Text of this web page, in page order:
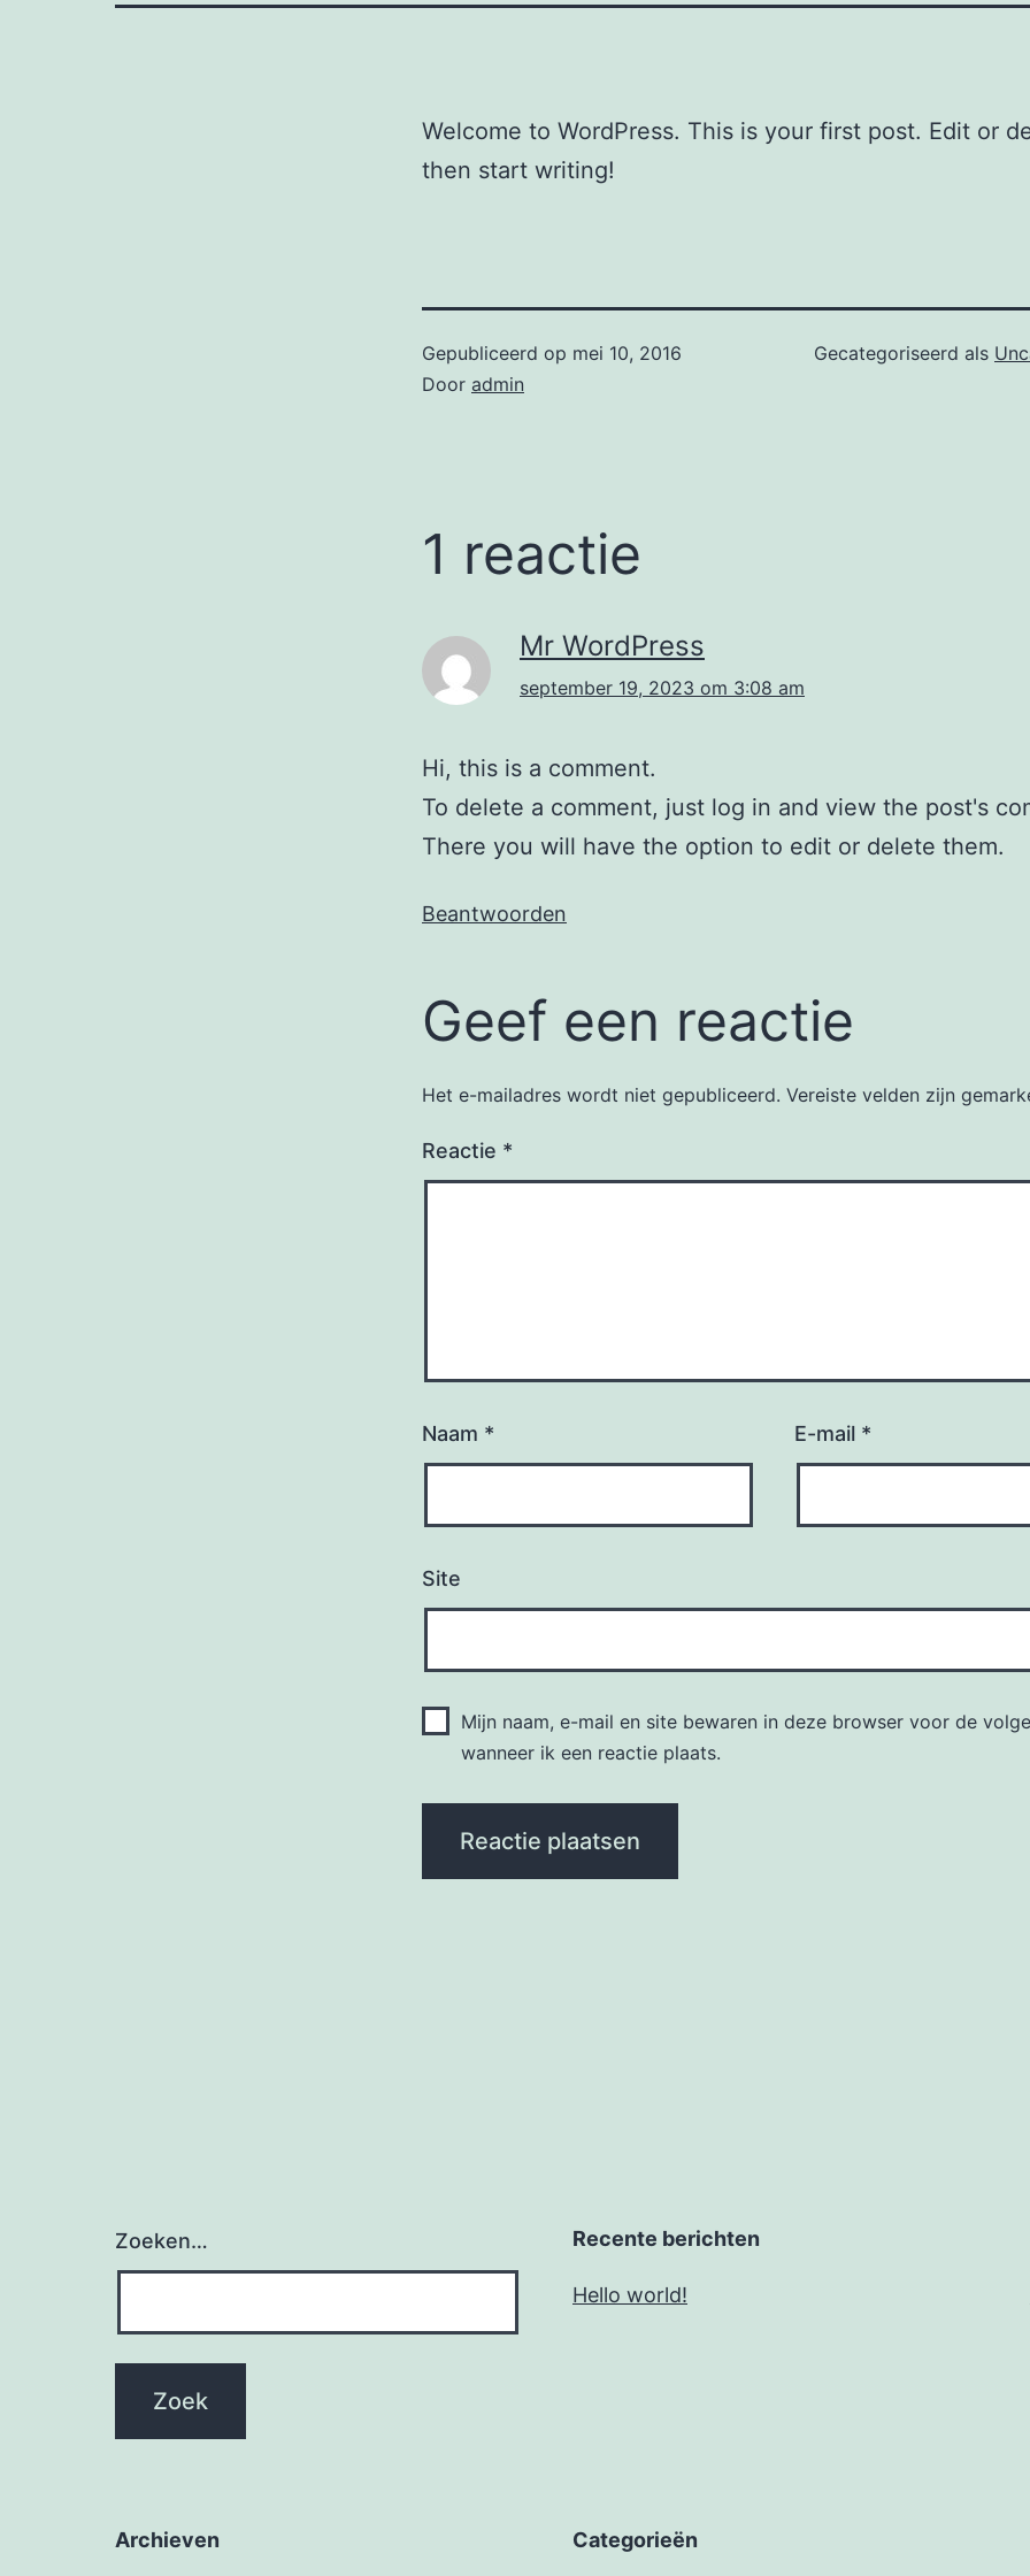
Welcome to WordPress. This is your first post. Edit or
then start writing!
Gepubliceerd op mei 10, 2016
Door admin
Gecategoriseerd als
1 reactie
Mr WordPress
september 19, 2023 om 3:08 am
Hi, this is a comment.
To delete a comment, just log in and view the post's
There you will have the option to edit or delete them.
Beantwoorden
Geef een reactie
Het e-mailadres wordt niet gepubliceerd. Vereiste velden zijn
Reactie *
Naam * E-mail *
Site
Mijn naam, e-mail en site bewaren in deze browser voor de
wanneer ik een reactie plaats.
Zoeken… Recente berichten
Hello world!
Archieven Categorieën